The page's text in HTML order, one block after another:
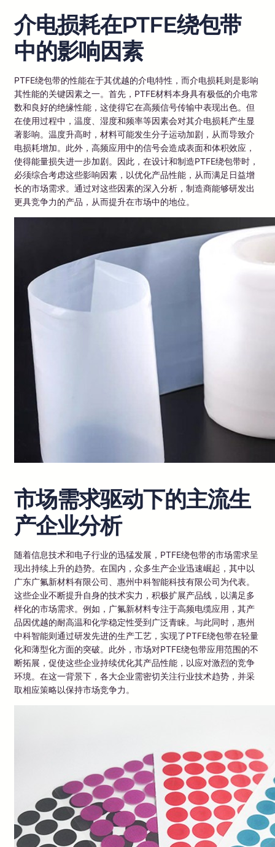
介电损耗在PTFE绕包带
中的影响因素
PTFE绕包带的性能在于其优越的介电特性，而介电损耗则是影响
其性能的关键因素之一。首先，PTFE材料本身具有极低的介电常
数和良好的绝缘性能，这使得它在高频信号传输中表现出色。但
在使用过程中，温度、湿度和频率等因素会对其介电损耗产生显
著影响。温度升高时，材料可能发生分子运动加剧，从而导致介
电损耗增加。此外，高频应用中的信号会造成表面和体积效应，
使得能量损失进一步加剧。因此，在设计和制造PTFE绕包带时，
必须综合考虑这些影响因素，以优化产品性能，从而满足日益增
长的市场需求。通过对这些因素的深入分析，制造商能够研发出
更具竞争力的产品，从而提升在市场中的地位。
市场需求驱动下的主流生
产企业分析
随着信息技术和电子行业的迅猛发展，PTFE绕包带的市场需求呈
现出持续上升的趋势。在国内，众多生产企业迅速崛起，其中以
广东广氟新材料有限公司、惠州中科智能科技有限公司为代表。
这些企业不断提升自身的技术实力，积极扩展产品线，以满足多
样化的市场需求。例如，广氟新材料专注于高频电缆应用，其产
品因优越的耐高温和化学稳定性受到广泛青睐。与此同时，惠州
中科智能则通过研发先进的生产工艺，实现了PTFE绕包带在轻量
化和薄型化方面的突破。此外，市场对PTFE绕包带应用范围的不
断拓展，促使这些企业持续优化其产品性能，以应对激烈的竞争
环境。在这一背景下，各大企业需密切关注行业技术趋势，并采
取相应策略以保持市场竞争力。